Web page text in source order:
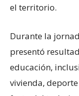
el territorio.
Durante la
presentó
educación,
vivienda,